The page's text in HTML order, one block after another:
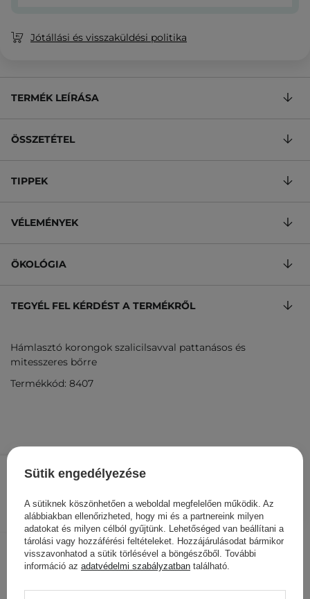
12 800 Ft
Jótállási és visszaküldési politika
TERMÉK LEÍRÁSA
ÖSSZETÉTEL
TIPPEK
VÉLEMÉNYEK
ÖKOLÓGIA
TEGYÉL FEL KÉRDÉST A TERMÉKRŐL
Hámlasztó korongok szalicilsavval pattanásos és
mitesszeres bőrre
Termékkód: 8407
Más ügyfeleink ezeket is
nézegették
Sütik engedélyezése
A sütiknek köszönhetően a weboldal megfelelően működik. Az
alábbiakban ellenőrizheted, hogy mi és a partnereink milyen
adatokat és milyen célból gyűjtünk. Lehetőséged van beállítani a
tárolási vagy hozzáférési feltételeket. Hozzájárulásodat bármikor
visszavonhatod a sütik törlésével a böngészőből. További
információ az adatvédelmi szabályzatban található.